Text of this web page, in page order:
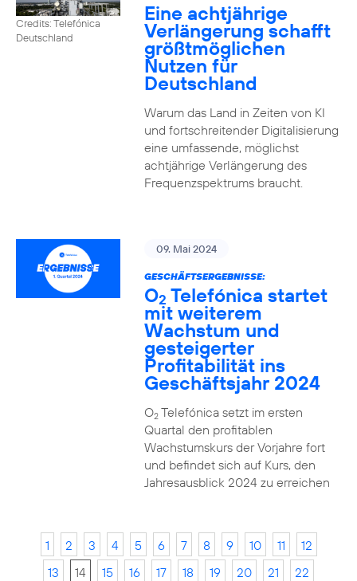
Credits: Telefónica
Deutschland
Eine achtjährige
Verlängerung schafft
größtmöglichen
Nutzen für
Deutschland
Warum das Land in Zeiten von KI
und fortschreitender Digitalisierung
eine umfassende, möglichst
achtjährige Verlängerung des
Frequenzspektrums braucht.
09. Mai 2024
GESCHÄFTSERGEBNISSE:
O2 Telefónica startet
mit weiterem
Wachstum und
gesteigerter
Profitabilität ins
Geschäftsjahr 2024
O2Telefónica setzt im ersten
Quartal den profitablen
Wachstumskurs der Vorjahre fort
und befindet sich auf Kurs, den
Jahresausblick 2024 zu erreichen
1 2 3 4 5 6 7 8 9 10 11
12
13
14 15 16 17 18 19 20 21
22